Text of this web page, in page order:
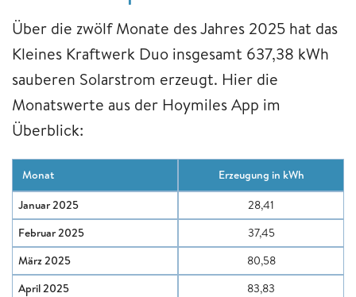
Über die zwölf Monate des Jahres 2025 hat das
Kleines Kraftwerk Duo insgesamt 637,38 kWh
sauberen Solarstrom erzeugt. Hier die
Monatswerte aus der Hoymiles App im
Überblick:
Monat
Erzeugung in kWh
Januar 2025
28,41
Februar 2025
37,45
März 2025
80,58
April 2025
83,83